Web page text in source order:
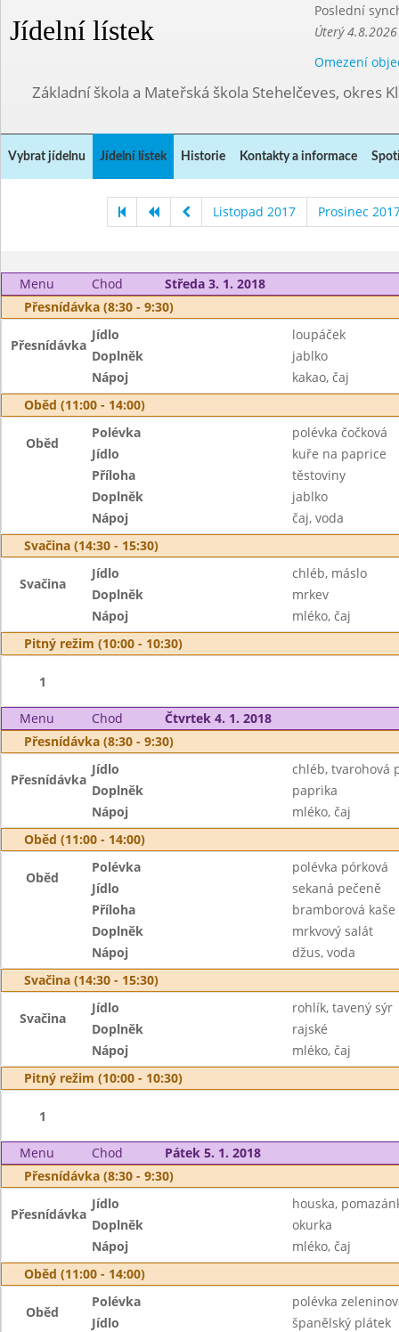
Jídelní lístek
Poslední
Úterý
Omezení
Základní škola a Mateřská škola Stehelčeves, okres
Vybrat jídelnu Jídelní lístek Historie Kontakty a informace
Listopad 2017 Prosinec
Menu Chod
Středa 3. 1. 2018
Přesnídávka (8:30 - 9:30)
Přesnídávka
Jídlo
loupáček
Doplněk
jablko
Nápoj
kakao, čaj
Oběd (11:00 - 14:00)
Oběd
Polévka
polévka čočková
Jídlo
kuře na paprice
Příloha
těstoviny
Doplněk
jablko
Nápoj
čaj, voda
Svačina (14:30 - 15:30)
Svačina
Jídlo
chléb, máslo
Doplněk
mrkev
Nápoj
mléko, čaj
Pitný režim (10:00 - 10:30)
1
Menu Chod
Čtvrtek 4. 1. 2018
Přesnídávka (8:30 - 9:30)
Přesnídávka
Jídlo
chléb, tvarohová
Doplněk
paprika
Nápoj
mléko, čaj
Oběd (11:00 - 14:00)
Oběd
Polévka
polévka pórková
Jídlo
sekaná pečeně
Příloha
bramborová kaše
Doplněk
mrkvový salát
Nápoj
džus, voda
Svačina (14:30 - 15:30)
Svačina
Jídlo
rohlík, tavený sýr
Doplněk
rajské
Nápoj
mléko, čaj
Pitný režim (10:00 - 10:30)
1
Menu Chod
Pátek 5. 1. 2018
Přesnídávka (8:30 - 9:30)
Přesnídávka
Jídlo
houska,
Doplněk
okurka
Nápoj
mléko, čaj
Oběd (11:00 - 14:00)
Oběd
Polévka
polévka
Jídlo
španělský plátek